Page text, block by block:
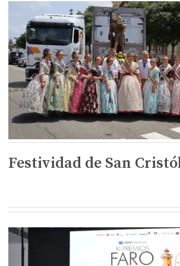
Festividad de San